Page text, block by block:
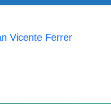
Vicente Ferrer